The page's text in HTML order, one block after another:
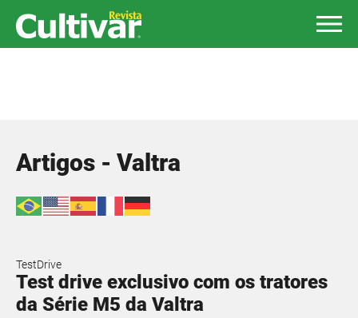
Artigos - Valtra
TestDrive
Test drive exclusivo com os tratores
da Série M5 da Valtra